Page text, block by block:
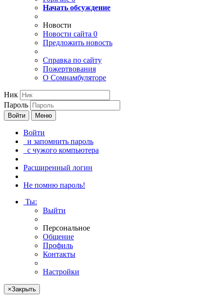
Начать обсуждение
Новости
Новости сайта 0
Предложить новость
Справка по сайту
Пожертвования
О Сомнамбуляторе
Ник
Пароль
Войти Меню
Войти
и запомнить пароль
с чужого компьютера
Расширенный логин
Не помню пароль!
Ты:
Выйти
Персональное
Общение
Профиль
Контакты
Настройки
×Закрыть